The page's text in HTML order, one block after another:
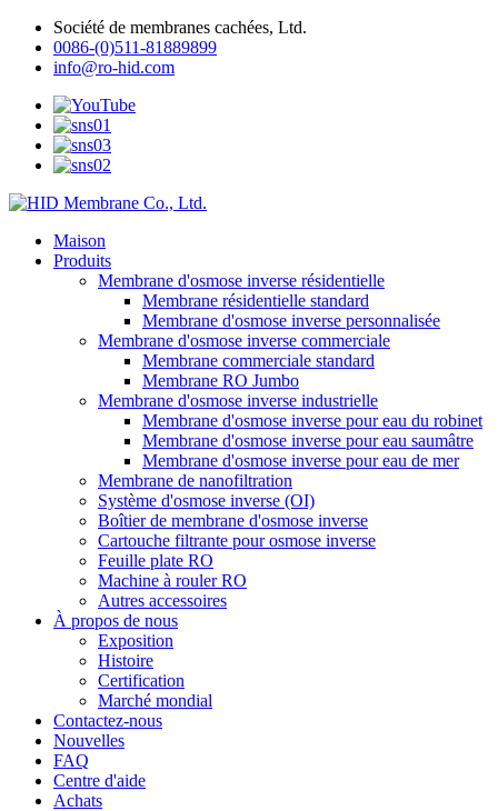
Société de membranes cachées, Ltd.
0086-(0)511-81889899
info@ro-hid.com
Maison
Produits
Membrane d'osmose inverse résidentielle
Membrane résidentielle standard
Membrane d'osmose inverse personnalisée
Membrane d'osmose inverse commerciale
Membrane commerciale standard
Membrane RO Jumbo
Membrane d'osmose inverse industrielle
Membrane d'osmose inverse pour eau du robinet
Membrane d'osmose inverse pour eau saumâtre
Membrane d'osmose inverse pour eau de mer
Membrane de nanofiltration
Système d'osmose inverse (OI)
Boîtier de membrane d'osmose inverse
Cartouche filtrante pour osmose inverse
Feuille plate RO
Machine à rouler RO
Autres accessoires
À propos de nous
Exposition
Histoire
Certification
Marché mondial
Contactez-nous
Nouvelles
FAQ
Centre d'aide
Achats